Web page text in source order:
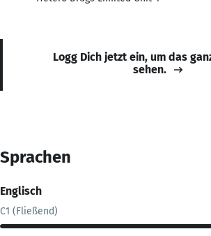
Logg Dich jetzt ein, um das
sehen.
Sprachen
Englisch
C1 (Fließend)